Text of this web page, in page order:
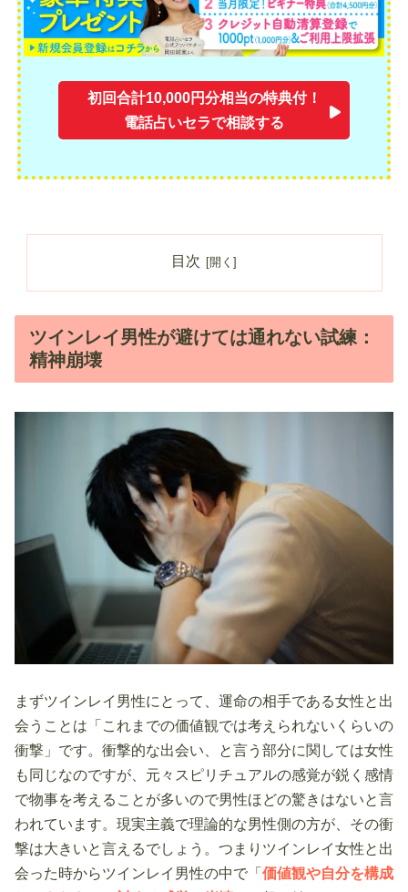
初回合計10,000円分相当の特典付！
電話占いセラで相談する
目次
ツインレイ男性が避けては通れない試練：
精神崩壊
まずツインレイ男性にとって、運命の相手である女性と出
会うことは「これまでの価値観では考えられないくらいの
衝撃」です。衝撃的な出会い、と言う部分に関しては女性
も同じなのですが、元々スピリチュアルの感覚が鋭く感情
で物事を考えることが多いので男性ほどの驚きはないと言
われています。現実主義で理論的な男性側の方が、その衝
撃は大きいと言えるでしょう。つまりツインレイ女性と出
会った時からツインレイ男性の中で「 価値観や自分を構成